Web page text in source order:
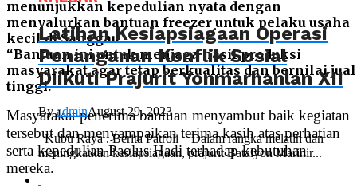
menunjukkan kepedulian nyata dengan
menyalurkan bantuan freezer untuk pelaku usaha
kecil di Sanggau.
“Bantuan ini untuk menjaga hasil produksi
masyarakat agar tetap berkualitas dan bernilai jual
tinggi.
Masyarakat penerima bantuan menyambut baik kegiatan
tersebut dan menyampaikan terima kasih atas perhatian
serta kepedulian Paolus Hadi terhadap kebutuhan
mereka.
Latihan Kesiapsiagaan Operasi
Penanganan Konflik Sosial
Diikuti Prajurit Yonmarhanlan XII
ByadminAugust 29, 2023
Kubu Raya . Berita Patroli – Dalam rangka melatih dan
meningkatkan kesiapsiagaan, prajurit Batalyon Marinir...